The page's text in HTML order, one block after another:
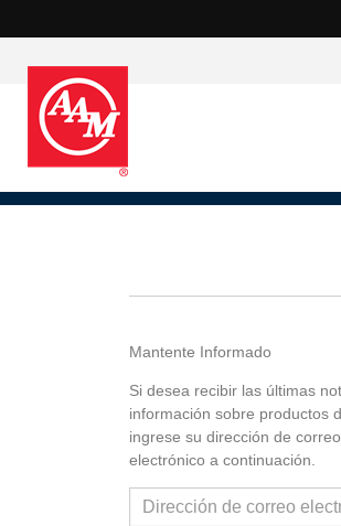
Mantente Informado
Si desea recibir las últimas
información sobre productos
ingrese su dirección de correo
electrónico a continuación.